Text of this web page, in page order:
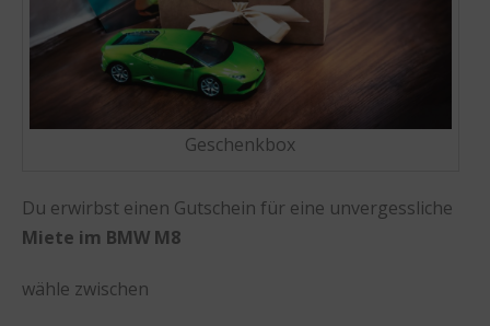
Geschenkbox
Du erwirbst einen Gutschein für eine unvergessliche
Miete im BMW M8
wähle zwischen